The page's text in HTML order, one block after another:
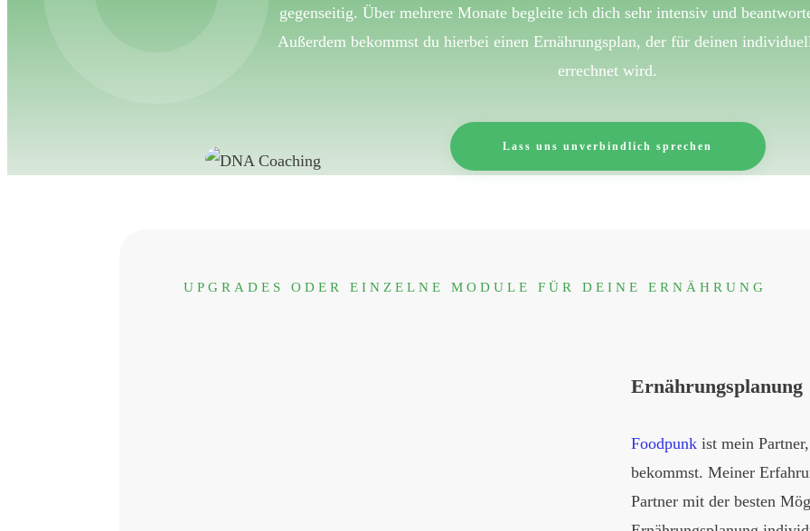
gegenseitig. Über mehrere Monate begleite ich dich sehr intensiv und
Außerdem bekommst du hierbei einen Ernährungsplan, der für deinen
errechnet wird.
Lass uns unverbindlich sprechen
UPGRADES ODER EINZELNE MODULE FÜR DEINE ERNÄHRUNG
Ernährungsplanung
Foodpunk ist mein
bekommst. Meiner
Partner mit der besten